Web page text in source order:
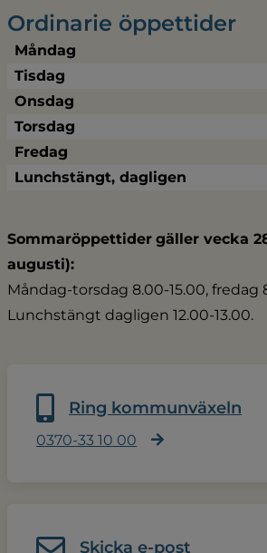
Ordinarie öppettider
Måndag
Tisdag
Onsdag
Torsdag
Fredag
Lunchstängt, dagligen
Sommaröppettider gäller vecka
augusti):
Måndag-torsdag 8.00-15.00, fredag
Lunchstängt dagligen 12.00-13.00.
Ring kommunväxeln
0370-33 10 00
Skicka e-post